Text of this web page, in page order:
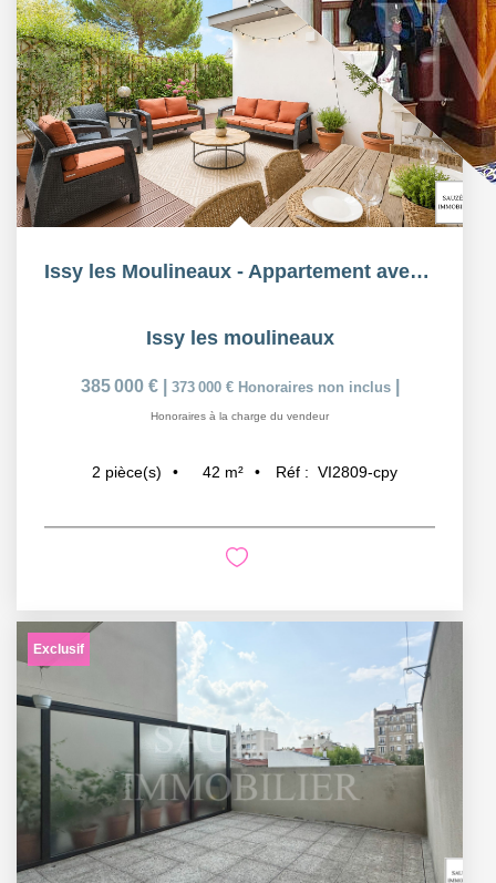
Issy les Moulineaux - Appartement avec terrasse
Issy les moulineaux
385 000 € 373 000 € Honoraires non inclus
Honoraires à la charge du vendeur
2 pièce(s) 42 m² Réf : VI2809-cpy
Exclusif